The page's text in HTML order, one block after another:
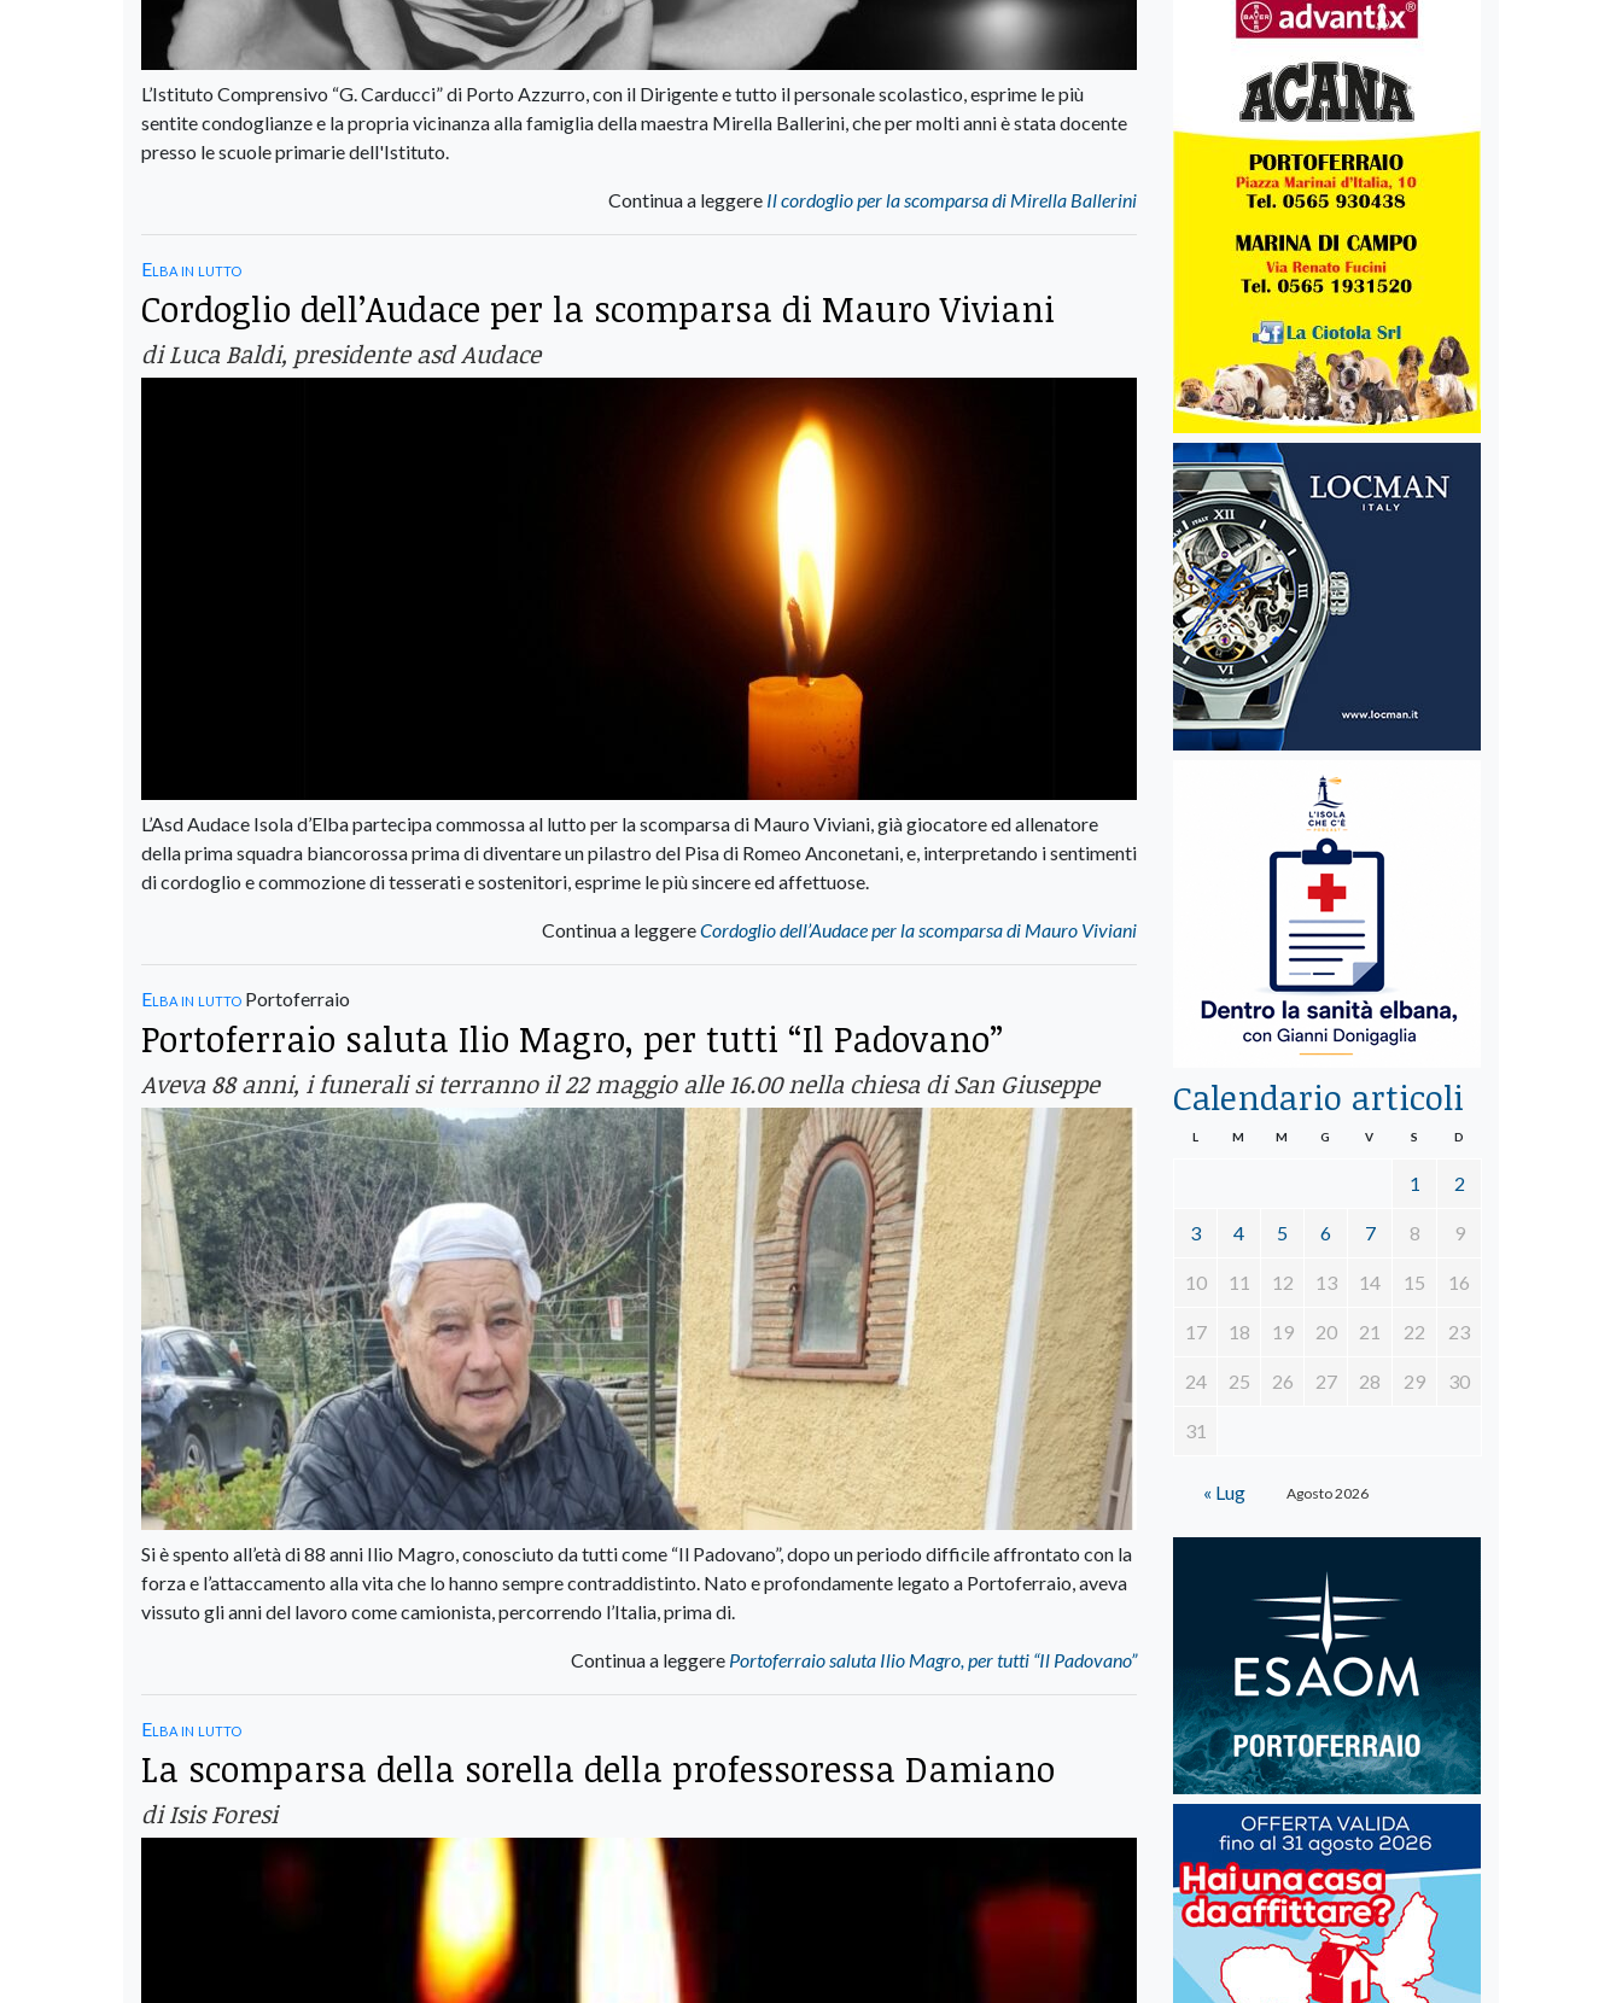
L’Istituto Comprensivo “G. Carducci” di Porto Azzurro, con il Dirigente e tutto il personale scolastico, esprime le più
sentite condoglianze e la propria vicinanza alla famiglia della maestra Mirella Ballerini, che per molti anni è stata docente
presso le scuole primarie dell'Istituto.
Continua a leggere Il cordoglio per la scomparsa di Mirella Ballerini
Elba in lutto
Cordoglio dell’Audace per la scomparsa di Mauro Viviani
di Luca Baldi, presidente asd Audace
L’Asd Audace Isola d’Elba partecipa commossa al lutto per la scomparsa di Mauro Viviani, già giocatore ed allenatore
della prima squadra biancorossa prima di diventare un pilastro del Pisa di Romeo Anconetani, e, interpretando i sentimenti
di cordoglio e commozione di tesserati e sostenitori, esprime le più sincere ed affettuose.
Continua a leggereCordoglio dell’Audace per la scomparsa di Mauro Viviani
Elba in lutto Portoferraio
Portoferraio saluta Ilio Magro, per tutti “Il Padovano”
Aveva 88 anni, i funerali si terranno il 22 maggio alle 16.00 nella chiesa di San Giuseppe
Si è spento all’età di 88 anni Ilio Magro, conosciuto da tutti come “Il Padovano”, dopo un periodo difficile affrontato con la
forza e l’attaccamento alla vita che lo hanno sempre contraddistinto. Nato e profondamente legato a Portoferraio, aveva
vissuto gli anni del lavoro come camionista, percorrendo l’Italia, prima di.
Continua a leggere Portoferraio saluta Ilio Magro, per tutti “Il Padovano”
Elba in lutto
La scomparsa della sorella della professoressa Damiano
di Isis Foresi
Calendario articoli
Agosto 2026
L M M G V S D
1 2
3 4 5 6 7 8 9
10 11 12 13 14 15 16
17 18 19 20 21 22 23
24 25 26 27 28 29 30
31
« Lug